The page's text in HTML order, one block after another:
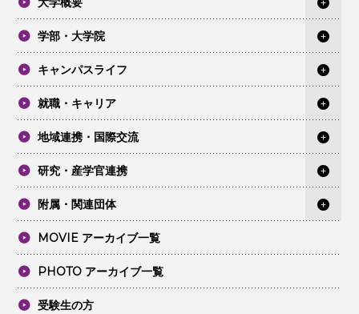
学部・大学院
キャンパスライフ
就職・キャリア
地域連携・国際交流
研究・産学官連携
附属・関連団体
MOVIE アーカイブ一覧
PHOTO アーカイブ一覧
受験生の方